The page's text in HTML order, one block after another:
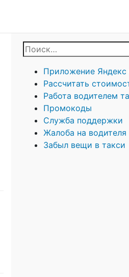
Приложение Яндекс
Рассчитать
Работа водителем
Промокоды
Служба поддержки
Жалоба на водителя
Забыл вещи в такси